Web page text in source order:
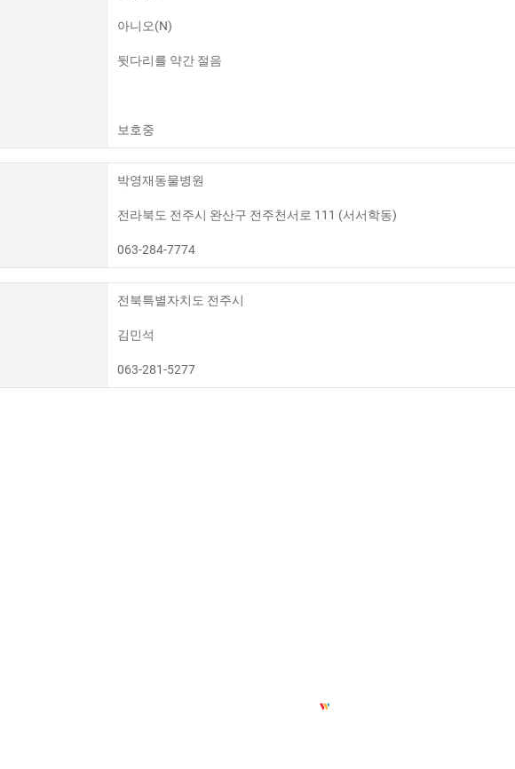
아니오(N)
뒷다리를 약간 절음
보호중
박영재동물병원
전라북도 전주시 완산구 전주천서로 111 (서서학동)
063-284-7774
전북특별자치도 전주시
김민석
063-281-5277